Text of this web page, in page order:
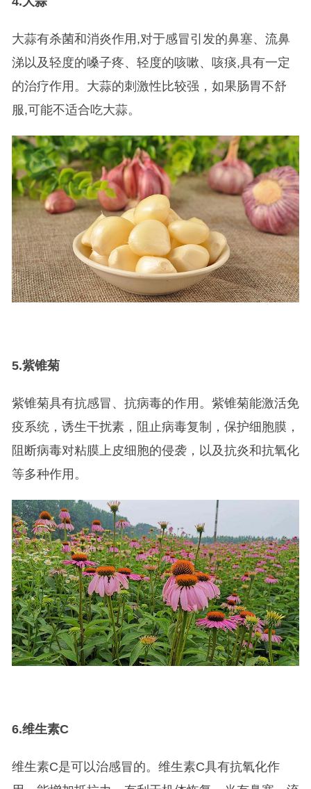
大蒜有杀菌和消炎作用,对于感冒引发的鼻塞、流鼻
涕以及轻度的嗓子疼、轻度的咳嗽、咳痰,具有一定
的治疗作用。大蒜的刺激性比较强，如果肠胃不舒
服,可能不适合吃大蒜。
5.紫锥菊
紫锥菊具有抗感冒、抗病毒的作用。紫锥菊能激活免
疫系统，诱生干扰素，阻止病毒复制，保护细胞膜，
阻断病毒对粘膜上皮细胞的侵袭，以及抗炎和抗氧化
等多种作用。
6.维生素C
维生素C是可以治感冒的。维生素C具有抗氧化作